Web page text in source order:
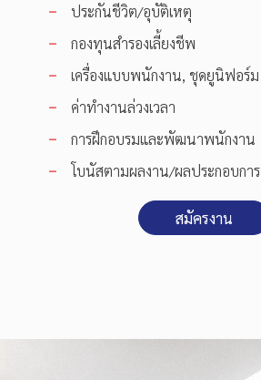
ประกันชีวิต/อุบัติเหตุ
กองทุนสำรองเลี้ยงชีพ
เครื่องแบบพนักงาน, ชุดยูนิฟอร์ม
ค่าทำงานล่วงเวลา
การฝึกอบรมและพัฒนาพนักงาน
โบนัสตามผลงาน/ผลประกอบการ
สมัครงาน